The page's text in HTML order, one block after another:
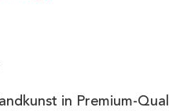
in Premium-